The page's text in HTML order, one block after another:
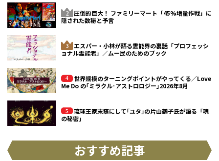
圧倒的巨大！ ファミリーマート「45%増量作戦」に
隠された数秘と予言
エスパー・小林が語る霊能界の裏話「プロフェッシ
ョナル霊能者」／ムー民のためのブック
世界規模のターニングポイントがやってくる／Love
Me Do の｢ミラクル･アストロロジー｣2026年8月
琉球王家末裔にして｢ユタ｣の片山鶴子氏が語る「魂
の秘密」
おすすめ記事